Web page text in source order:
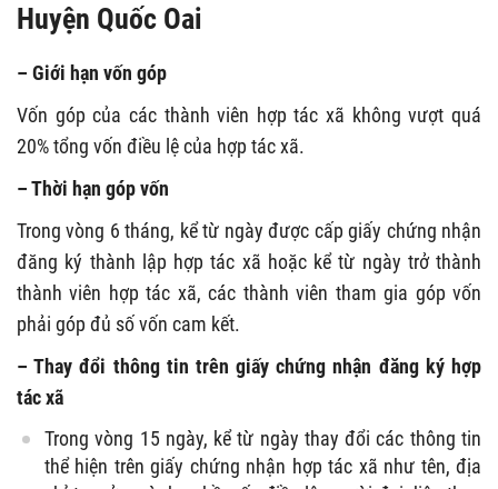
Huyện Quốc Oai
– Giới hạn vốn góp
Vốn góp của các thành viên hợp tác xã không vượt quá
20% tổng vốn điều lệ của hợp tác xã.
– Thời hạn góp vốn
Trong vòng 6 tháng, kể từ ngày được cấp giấy chứng nhận
đăng ký thành lập hợp tác xã hoặc kể từ ngày trở thành
thành viên hợp tác xã, các thành viên tham gia góp vốn
phải góp đủ số vốn cam kết.
– Thay đổi thông tin trên giấy chứng nhận đăng ký hợp
tác xã
Trong vòng 15 ngày, kể từ ngày thay đổi các thông tin
thể hiện trên giấy chứng nhận hợp tác xã như tên, địa